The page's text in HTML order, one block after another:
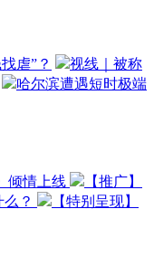
虐”？
视线｜被称
哈尔滨遭遇短时极端
倾情上线
【推广】
？
【特别呈现】